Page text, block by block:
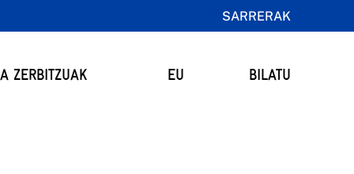
SARRERAK
ZERBITZUAK EU BILATU